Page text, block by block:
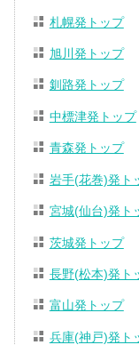
札幌発トップ
旭川発トップ
釧路発トップ
中標津発トップ
青森発トップ
岩手(花巻)発ト
宮城(仙台)発ト
茨城発トップ
長野(松本)発ト
富山発トップ
兵庫(神戸)発ト